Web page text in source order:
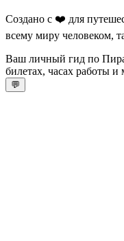
Создано с ❤️ для
всему миру человеком,
Ваш личный гид по
билетах, часах работы
💬